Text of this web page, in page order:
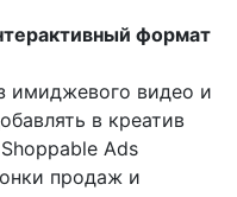
формат
имиджевого видео и
в креатив
Ads
продаж и